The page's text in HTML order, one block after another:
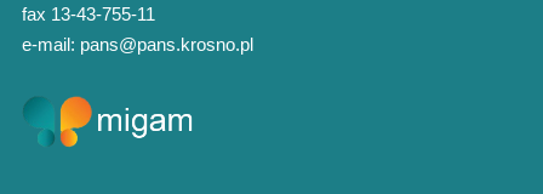
fax 13-43-755-11
e-mail: pans@pans.krosno.pl